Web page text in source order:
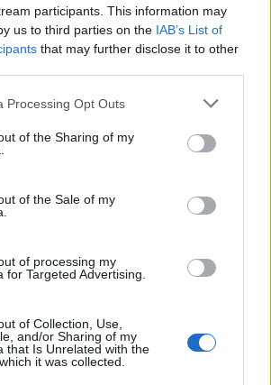
participants. This information may
us to third parties on the IAB’s List of
that may further disclose it to other
Processing Opt Outs
of the Sharing of my
of the Sale of my
of processing my
for Targeted Advertising.
of Collection, Use,
and/or Sharing of my
that Is Unrelated with the
it was collected.